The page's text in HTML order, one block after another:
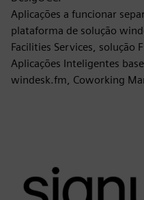
Aplicações a funcionar
plataforma de solução
Facilities Services, solução
Aplicações Inteligentes
windesk.fm, Coworking